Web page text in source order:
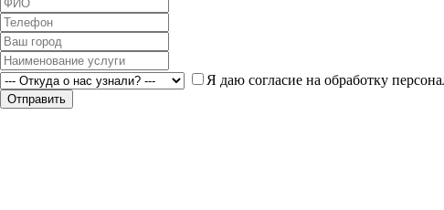
Я даю согласие на обработку
Отправить